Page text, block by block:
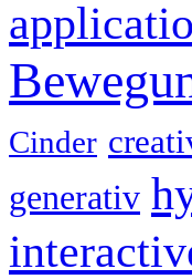
Cinder
generativ